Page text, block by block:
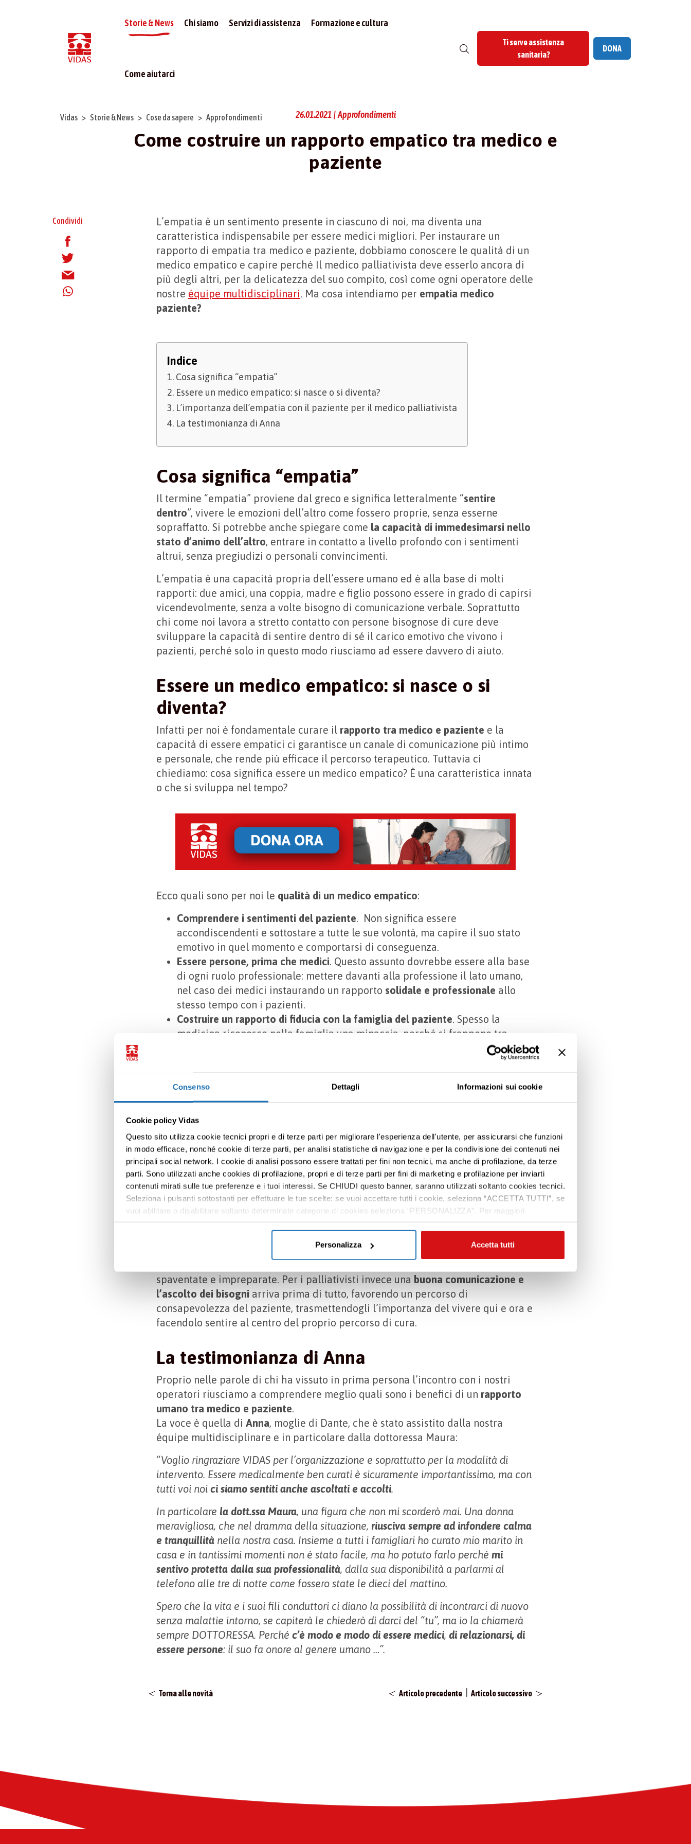
Consenso Dettagli Informazioni sui cookie
Cookie policy Vidas
Questo sito utilizza cookie tecnici propri e di terze parti per migliorare l'esperienza dell'utente, per assicurarsi che funzioni
in modo efficace, nonché cookie di terze parti, per analisi statistiche di navigazione e per la condivisione dei contenuti nei
principali social network. I cookie di analisi possono essere trattati per fini non tecnici, ma anche di profilazione, da terze
parti. Sono utilizzati anche cookies di profilazione, propri e di terze parti per fini di marketing e profilazione per inviarti
contenuti mirati sulle tue preferenze e i tuoi interessi. Se CHIUDI questo banner, saranno utilizzati soltanto cookies tecnici.
Seleziona i pulsanti sottostanti per effettuare le tue scelte: se vuoi accettare tutti i cookie, seleziona “ACCETTA TUTTI”, se
vuoi abilitare o disabilitare soltanto determinate categorie di cookies seleziona “PERSONALIZZA”. Per maggiori
informazioni e modificare le tue preferenze vai alla nostracookie policy.
Personalizza Accetta tutti
Storie & News Chi siamo Servizi di assistenza Formazione e cultura
Come aiutarci
Ti serve assistenza
sanitaria?
DONA
Vidas Storie & News Cose da sapere Approfondimenti 26.01.2021 | Approfondimenti
Come costruire un rapporto empatico tra medico e
paziente
Condividi
L’empatia è un sentimento presente in ciascuno di noi, ma diventa una
caratteristica indispensabile per essere medici migliori. Per instaurare un
rapporto di empatia tra medico e paziente, dobbiamo conoscere le qualità di un
medico empatico e capire perché Il medico palliativista deve esserlo ancora di
più degli altri, per la delicatezza del suo compito, così come ogni operatore delle
nostre équipe multidisciplinari. Ma cosa intendiamo per empatia medico
paziente?
Indice
Cosa significa “empatia”
Essere un medico empatico: si nasce o si diventa?
L’importanza dell’empatia con il paziente per il medico palliativista
La testimonianza di Anna
Cosa significa “empatia”
Il termine “empatia” proviene dal greco e significa letteralmente “sentire
dentro”, vivere le emozioni dell’altro come fossero proprie, senza esserne
sopraffatto. Si potrebbe anche spiegare come la capacità di immedesimarsi nello
stato d’animo dell’altro, entrare in contatto a livello profondo con i sentimenti
altrui, senza pregiudizi o personali convincimenti.
L’empatia è una capacità propria dell’essere umano ed è alla base di molti
rapporti: due amici, una coppia, madre e figlio possono essere in grado di capirsi
vicendevolmente, senza a volte bisogno di comunicazione verbale. Soprattutto
chi come noi lavora a stretto contatto con persone bisognose di cure deve
sviluppare la capacità di sentire dentro di sé il carico emotivo che vivono i
pazienti, perché solo in questo modo riusciamo ad essere davvero di aiuto.
Essere un medico empatico: si nasce o si
diventa?
Infatti per noi è fondamentale curare il rapporto tra medico e paziente e la
capacità di essere empatici ci garantisce un canale di comunicazione più intimo
e personale, che rende più efficace il percorso terapeutico. Tuttavia ci
chiediamo: cosa significa essere un medico empatico? È una caratteristica innata
o che si sviluppa nel tempo?
Ecco quali sono per noi le qualità di un medico empatico:
Comprendere i sentimenti del paziente. Non significa essere
accondiscendenti e sottostare a tutte le sue volontà, ma capire il suo stato
emotivo in quel momento e comportarsi di conseguenza.
Essere persone, prima che medici. Questo assunto dovrebbe essere alla base
di ogni ruolo professionale: mettere davanti alla professione il lato umano,
nel caso dei medici instaurando un rapporto solidale e professionale allo
stesso tempo con i pazienti.
Costruire un rapporto di fiducia con la famiglia del paziente. Spesso la
medicina riconosce nella famiglia una minaccia, perché si frappone tra
medico e paziente. Instaurare un rapporto di reciproca confidenza e fiducia
Ascoltare e rassicurare il paziente, senza illuderlo.Il medico empatico
mantiene un approccio obiettivo verso il problema di salute, non deve
illudere ma fornire tutti gli strumenti per affrontarlo nel modo migliore,
restando in ascolto delle paure e delle angosce che possono sopraffare il
paziente.
L’importanza dell’empatia con il paziente
per il medico palliativista
Costruire unrapporto empatico con il paziente è fondamentale per unmedico
. A lui spetta un compito ancor più gravoso di qualunque medico:
curare i malati senza poterli guarire,dire la verità senza mai togliere la speranza
spaventate e impreparate. Per i palliativisti invece una buona comunicazione e
l’ascolto dei bisogni arriva prima di tutto, favorendo un percorso di
consapevolezza del paziente, trasmettendogli l’importanza del vivere qui e ora e
facendolo sentire al centro del proprio percorso di cura.
La testimonianza di Anna
Proprio nelle parole di chi ha vissuto in prima persona l’incontro con i nostri
operatori riusciamo a comprendere meglio quali sono i benefici di un rapporto
umano tra medico e paziente.
La voce è quella di Anna, moglie di Dante, che è stato assistito dalla nostra
équipe multidisciplinare e in particolare dalla dottoressa Maura:
“Voglio ringraziare VIDAS per l’organizzazione e soprattutto per la modalità di
intervento. Essere medicalmente ben curati è sicuramente importantissimo, ma con
tutti voi noici siamo sentiti anche ascoltati e accolti.
In particolare la dott.ssa Maura, una figura che non mi scorderò mai. Una donna
meravigliosa, che nel dramma della situazione, riusciva sempre ad infondere calma
e tranquillità nella nostra casa. Insieme a tutti i famigliari ho curato mio marito in
casa e in tantissimi momenti non è stato facile, ma ho potuto farlo perchémi
sentivo protetta dalla sua professionalità, dalla sua disponibilità a parlarmi al
telefono alle tre di notte come fossero state le dieci del mattino.
Spero che la vita e i suoi fili conduttori ci diano la possibilità di incontrarci di nuovo
senza malattie intorno, se capiterà le chiederò di darci del “tu”, ma io la chiamerà
sempre DOTTORESSA. Perchéc’è modo e modo di essere medici,di relazionarsi, di
essere persone: il suo fa onore al genere umano …”.
Torna alle novità Articolo precedente Articolo successivo
Premi INVIO per cercare o ESC per uscire